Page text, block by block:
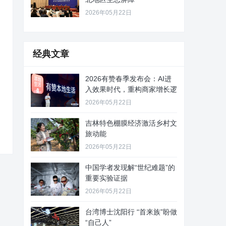
2026年05月22日
经典文章
2026有赞春季发布会：AI进
入效果时代，重构商家增长逻
2026年05月22日
吉林特色棚膜经济激活乡村文
旅动能
2026年05月22日
中国学者发现解“世纪难题”的
重要实验证据
2026年05月22日
台湾博士沈阳行 “首来族”盼做
“自己人”